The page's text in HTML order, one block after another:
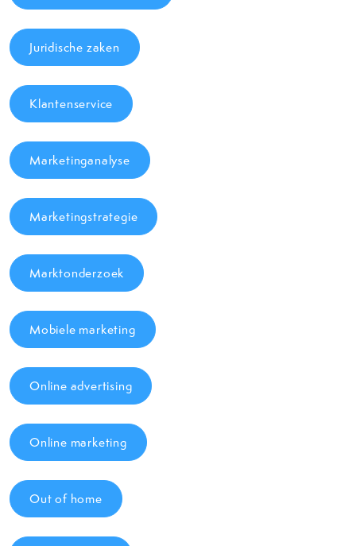
Juridische zaken
Klantenservice
Marketinganalyse
Marketingstrategie
Marktonderzoek
Mobiele marketing
Online advertising
Online marketing
Out of home